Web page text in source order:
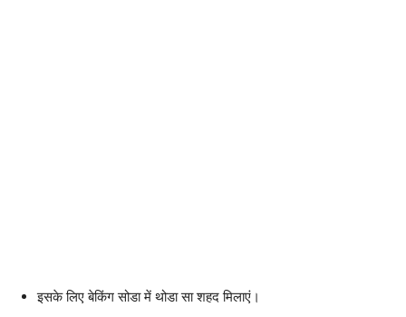
इसके लिए बेकिंग सोडा में थोडा सा शहद मिलाएं।